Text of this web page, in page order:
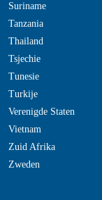
Suriname
Tanzania
Thailand
Tsjechie
Tunesie
Turkije
Verenigde Staten
Vietnam
Zuid Afrika
Zweden